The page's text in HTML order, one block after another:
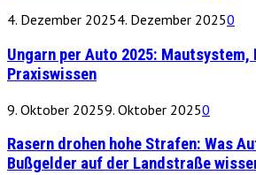
4. Dezember 20254. Dezember 20250
Ungarn per Auto 2025: Mautsystem,
Praxiswissen
9. Oktober 20259. Oktober 20250
Rasern drohen hohe Strafen: Was
Bußgelder auf der Landstraße